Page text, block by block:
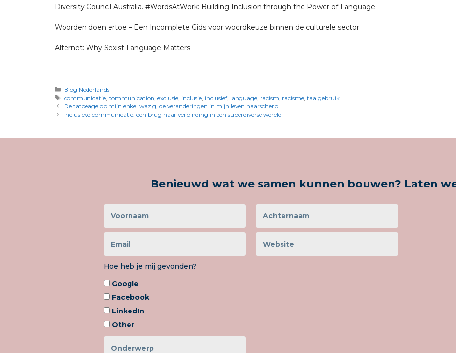
Diversity Council Australia. #WordsAtWork: Building Inclusion through the Power of Language
Woorden doen ertoe – Een Incomplete Gids voor woordkeuze binnen de culturele sector
Alternet: Why Sexist Language Matters
Blog Nederlands
communicatie ,communication ,exclusie inclusie inclusief language racism racisme ,taalgebruik
De tatoeage op mijn enkel wazig, de veranderingen in mijn leven haarscherp
Inclusieve communicatie: een brug naar verbinding in een superdiverse wereld
Benieuwd wat we samen kunnen bouwen? Laten
Hoe heb je mij gevonden?
Google
Facebook
LinkedIn
Other